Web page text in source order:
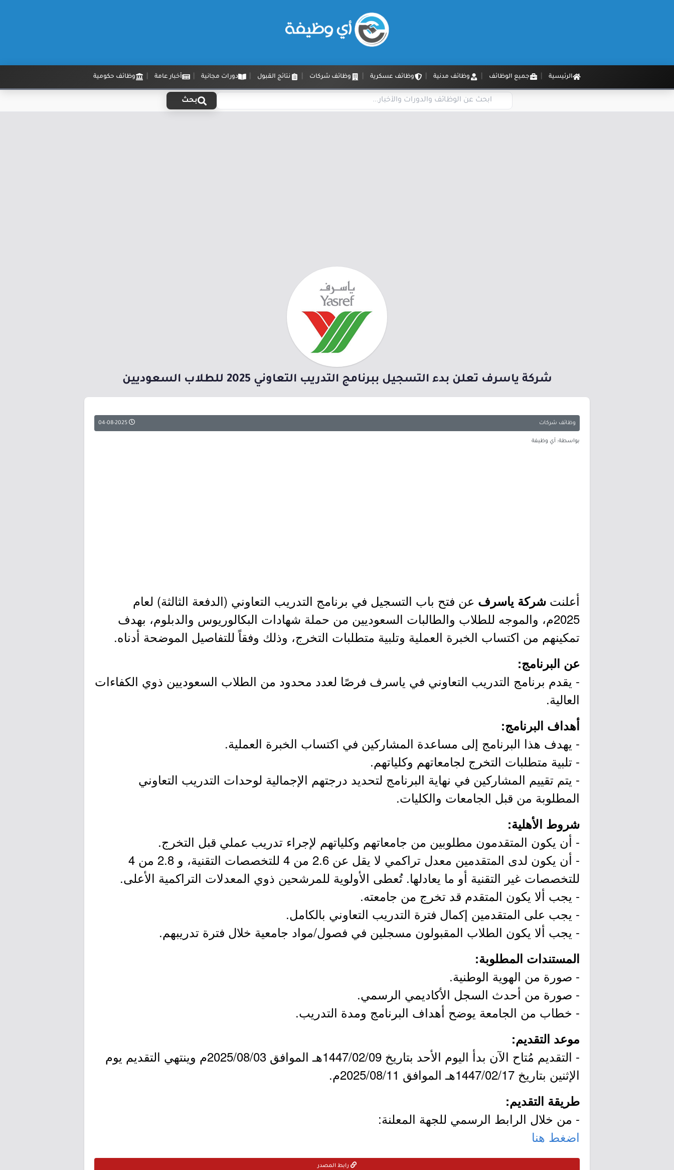
الرئيسية جميع الوظائف وظائف مدنية وظائف عسكرية وظائف شركات نتائج القبول دورات مجانية أخبار عامة وظائف حكومية
بحث
شركة ياسرف تعلن بدء التسجيل ببرنامج التدريب التعاوني 2025 للطلاب السعوديين
وظائف شركات
بواسطة: أي وظيفة
أعلنت شركة ياسرف عن فتح باب التسجيل في برنامج التدريب التعاوني (الدفعة الثالثة) لعام
2025م، والموجه للطلاب والطالبات السعوديين من حملة شهادات البكالوريوس والدبلوم، بهدف
تمكينهم من اكتساب الخبرة العملية وتلبية متطلبات التخرج، وذلك وفقاً للتفاصيل الموضحة أدناه.
عن البرنامج:
- يقدم برنامج التدريب التعاوني في ياسرف فرصًا لعدد محدود من الطلاب السعوديين ذوي الكفاءات
العالية.
أهداف البرنامج:
- يهدف هذا البرنامج إلى مساعدة المشاركين في اكتساب الخبرة العملية.
- تلبية متطلبات التخرج لجامعاتهم وكلياتهم.
- يتم تقييم المشاركين في نهاية البرنامج لتحديد درجتهم الإجمالية لوحدات التدريب التعاوني
المطلوبة من قبل الجامعات والكليات.
شروط الأهلية:
- أن يكون المتقدمون مطلوبين من جامعاتهم وكلياتهم لإجراء تدريب عملي قبل التخرج.
- أن يكون لدى المتقدمين معدل تراكمي لا يقل عن 2.6 من 4 للتخصصات التقنية، و 2.8 من 4
للتخصصات غير التقنية أو ما يعادلها. تُعطى الأولوية للمرشحين ذوي المعدلات التراكمية الأعلى.
- يجب ألا يكون المتقدم قد تخرج من جامعته.
- يجب على المتقدمين إكمال فترة التدريب التعاوني بالكامل.
- يجب ألا يكون الطلاب المقبولون مسجلين في فصول/مواد جامعية خلال فترة تدريبهم.
المستندات المطلوبة:
- صورة من الهوية الوطنية.
- صورة من أحدث السجل الأكاديمي الرسمي.
- خطاب من الجامعة يوضح أهداف البرنامج ومدة التدريب.
موعد التقديم:
- التقديم مُتاح الآن بدأ اليوم الأحد بتاريخ 1447/02/09هـ الموافق 2025/08/03م وينتهي التقديم يوم
الإثنين بتاريخ 1447/02/17هـ الموافق 2025/08/11م.
طريقة التقديم:
- من خلال الرابط الرسمي للجهة المعلنة:
اضغط هنا
رابط المصدر